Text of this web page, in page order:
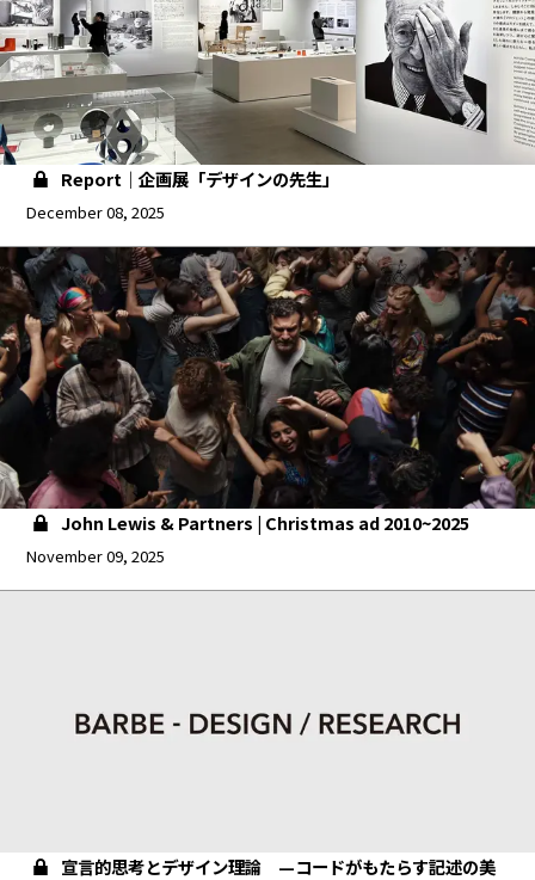
Report｜企画展「デザインの先生」
December 08, 2025
John Lewis & Partners | Christmas ad 2010~2025
November 09, 2025
宣言的思考とデザイン理論 —コードがもたらす記述の美